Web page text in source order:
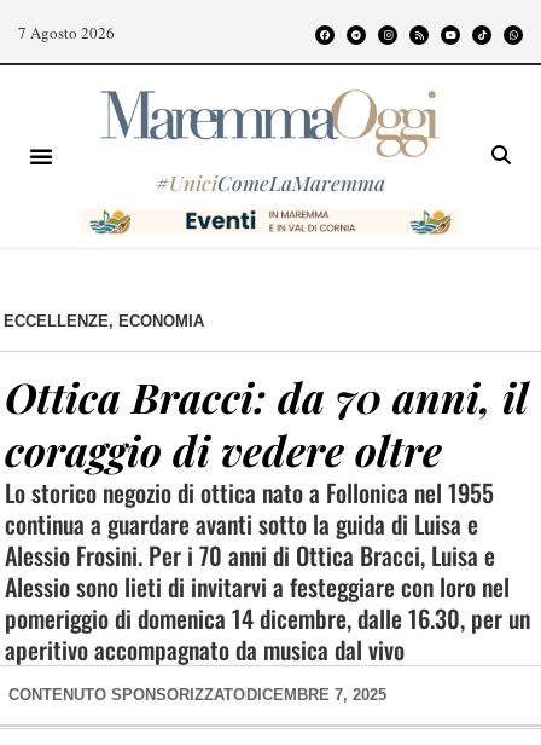
7 Agosto 2026
#UniciComeLaMaremma
ECCELLENZE, ECONOMIA
Ottica Bracci: da 70 anni, il
coraggio di vedere oltre
Lo storico negozio di ottica nato a Follonica nel 1955
continua a guardare avanti sotto la guida di Luisa e
Alessio Frosini. Per i 70 anni di Ottica Bracci, Luisa e
Alessio sono lieti di invitarvi a festeggiare con loro nel
pomeriggio di domenica 14 dicembre, dalle 16.30, per un
aperitivo accompagnato da musica dal vivo
CONTENUTO SPONSORIZZATO DICEMBRE 7, 2025